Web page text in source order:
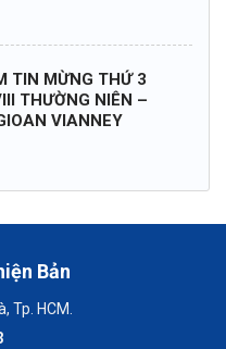
TIN MỪNG THỨ 3
THƯỜNG NIÊN –
VIANNEY
Bản
Tp. HCM.